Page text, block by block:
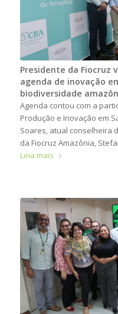
Presidente da Fiocruz
agenda de inovação
biodiversidade
Agenda contou com a
Produção e Inovação em
Soares, atual conselheira
da Fiocruz Amazônia,
Leia mais